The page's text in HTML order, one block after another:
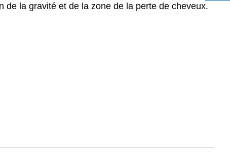
de la gravité et de la zone de la perte de cheveux.